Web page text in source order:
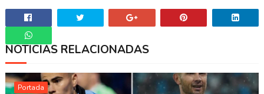
Whatsapp
NOTICIAS RELACIONADAS
Portada